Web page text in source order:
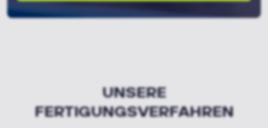
UNSERE
FERTIGUNGSVERFAHREN